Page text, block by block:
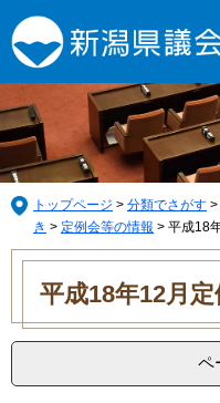
ー
ジ
の
先
頭
で
す。
ニ
ュ
ー
を
飛
ば
し
て
トップページ > 分類でさがす >
き > 定例会等の情報 > 平成18
本
平成18年12月定
ペ